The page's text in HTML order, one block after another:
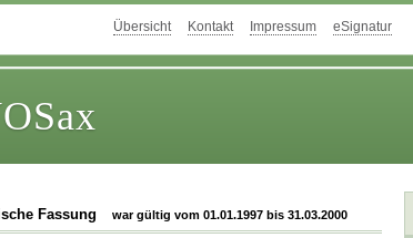
Übersicht Kontakt Impressum eSignatur
Fassung war gültig vom 01.01.1997 bis 31.03.2000